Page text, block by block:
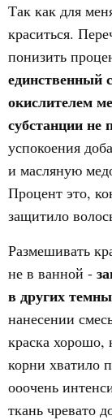
Так как для
краситься.
понизить
единственный
окислителем
субстанции не
успокоения
и масляную
Процент это,
защитило
Размешивать
не в ванной -
в других
нанесении
краска
корни хватило
ооочень
ткань чревато